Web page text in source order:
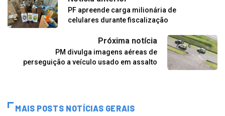
PF apreende carga milionária de
celulares durante fiscalização
Próxima notícia
PM divulga imagens aéreas de
perseguição a veículo usado em assalto
MAIS POSTS NOTÍCIAS GERAIS